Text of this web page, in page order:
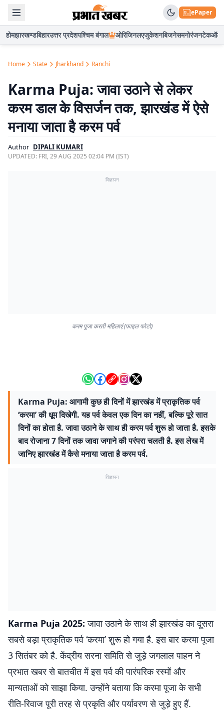
ePaper
होमझारखण्डबिहारउत्तर प्रदेशपश्चिम बंगाल ओरिजिनलएजुकेशनबिजनेसमनोरंजनटेकऑटो
Home State Jharkhand Ranchi
Karma Puja: जावा उठाने से लेकर
करम डाल के विसर्जन तक, झारखंड में ऐसे
मनाया जाता है करम पर्व
Author DIPALI KUMARI
UPDATED: FRI, 29 AUG 2025 02:04 PM (IST)
विज्ञापन
करम पूजा करती महिलाएं (फाइल फोटो)
Karma Puja: आगामी कुछ ही दिनों में झारखंड में प्राकृतिक पर्व
‘करमा’ की धूम दिखेगी. यह पर्व केवल एक दिन का नहीं, बल्कि पूरे सात
दिनों का होता है. जावा उठाने के साथ ही करम पर्व शुरू हो जाता है. इसके
बाद रोजाना 7 दिनों तक जावा जगाने की परंपरा चलती है. इस लेख में
जानिए झारखंड में कैसे मनाया जाता है करम पर्व.
विज्ञापन
Karma Puja 2025: जावा उठाने के साथ ही झारखंड का दूसरा
सबसे बड़ा प्राकृतिक पर्व ‘करमा’ शुरू हो गया है. इस बार करमा पूजा
3 सितंबर को है. केंद्रीय सरना समिति से जुड़े जगलाल पाहन ने
प्रभात खबर से बातचीत में इस पर्व की पारंपरिक रस्मों और
मान्यताओं को साझा किया. उन्होंने बताया कि करमा पूजा के सभी
रीति-रिवाज पूरी तरह से प्रकृति और पर्यावरण से जुड़े हुए हैं.